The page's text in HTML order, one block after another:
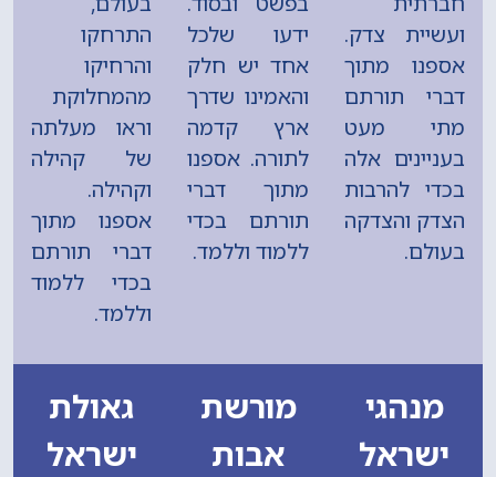
ועשיית צדק.
אספנו מתוך
דברי תורתם
מתי מעט
בעניינים אלה
בכדי להרבות
הצדק והצדקה
בעולם.
ידעו שלכל
אחד יש חלק
והאמינו שדרך
ארץ קדמה
לתורה. אספנו
מתוך דברי
תורתם בכדי
ללמוד וללמד.
התרחקו
והרחיקו
מהמחלוקת
וראו מעלתה
של קהילה
וקהילה.
אספנו מתוך
דברי תורתם
בכדי ללמוד
וללמד.
מנהגי
ישראל
מורשת
אבות
גאולת
ישראל